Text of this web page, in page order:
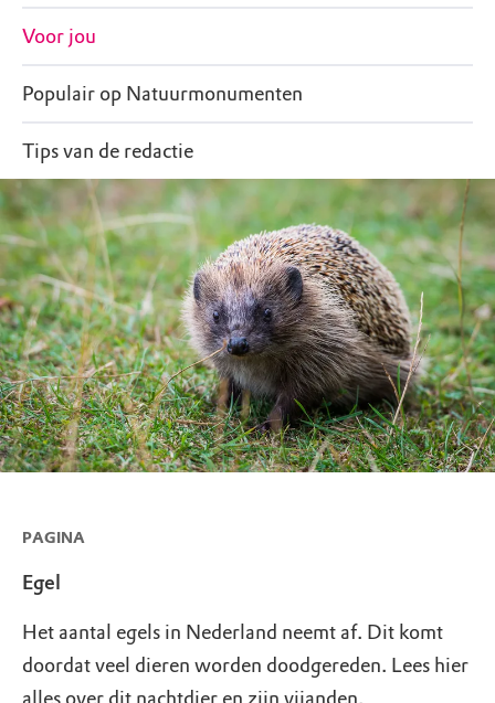
Voor jou
Populair op Natuurmonumenten
Tips van de redactie
PAGINA
Egel
Het aantal egels in Nederland neemt af. Dit komt
doordat veel dieren worden doodgereden. Lees hier